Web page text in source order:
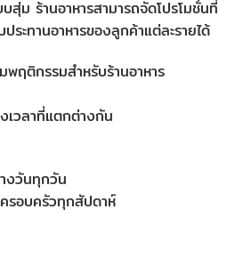
สุ่ม ร้านอาหารสามารถจัดโปรโมชั่นที่
ะทานอาหารของลูกค้าแต่ละรายได้
พฤติกรรมสำหรับร้านอาหาร
เวลาที่แตกต่างกัน
งวันทุกวัน
รอบครัวทุกสัปดาห์